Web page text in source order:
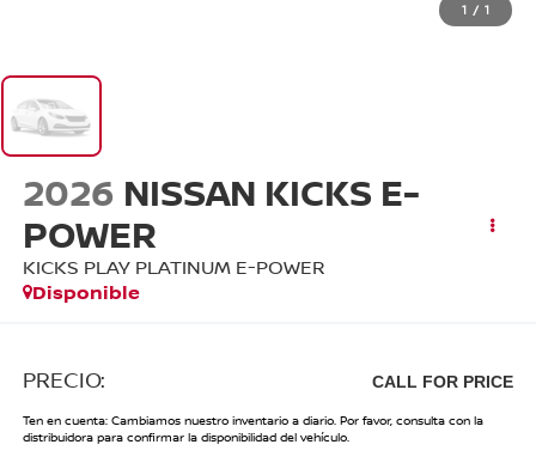
1 / 1
2026 NISSAN KICKS E-
POWER
KICKS PLAY PLATINUM E-POWER
Disponible
PRECIO: CALL FOR PRICE
Ten en cuenta: Cambiamos nuestro inventario a diario. Por favor, consulta con la
distribuidora para confirmar la disponibilidad del vehículo.